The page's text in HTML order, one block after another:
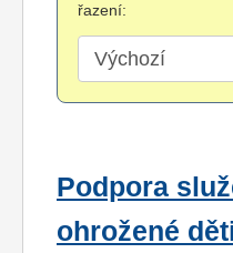
řazení:
Podpora
ohrožené